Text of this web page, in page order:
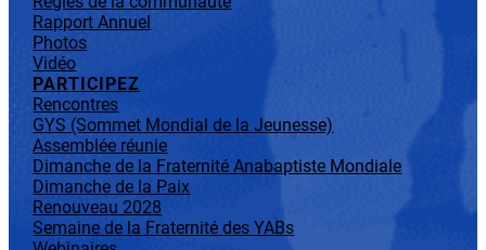
Rapport Annuel
Photos
Vidéo
PARTICIPEZ
Rencontres
GYS (Sommet Mondial de la Jeunesse)
Assemblée réunie
Dimanche de la Fraternité Anabaptiste Mondiale
Dimanche de la Paix
Renouveau 2028
Semaine de la Fraternité des YABs